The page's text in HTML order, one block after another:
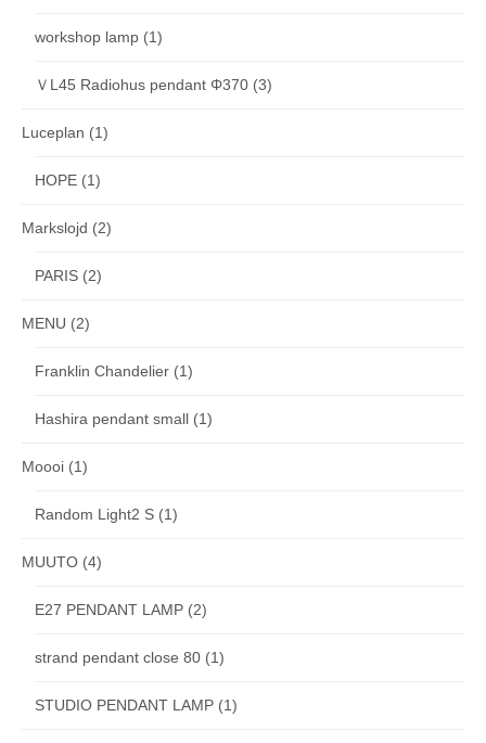
workshop lamp (1)
ＶL45 Radiohus pendant Φ370 (3)
Luceplan (1)
HOPE (1)
Markslojd (2)
PARIS (2)
MENU (2)
Franklin Chandelier (1)
Hashira pendant small (1)
Moooi (1)
Random Light2 S (1)
MUUTO (4)
E27 PENDANT LAMP (2)
strand pendant close 80 (1)
STUDIO PENDANT LAMP (1)